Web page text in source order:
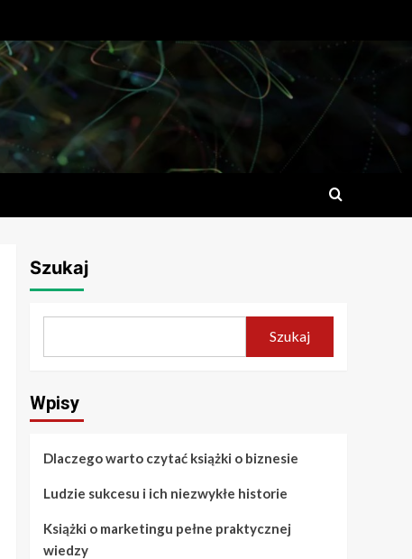
Szukaj
Szukaj
Wpisy
Dlaczego warto czytać książki o biznesie
Ludzie sukcesu i ich niezwykłe historie
Książki o marketingu pełne praktycznej
wiedzy